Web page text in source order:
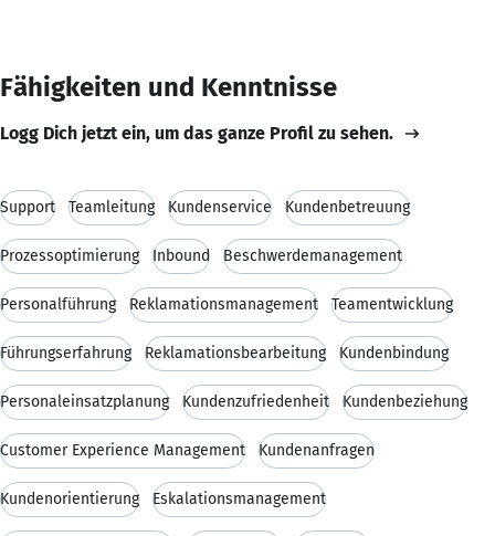
Fähigkeiten und Kenntnisse
Logg Dich jetzt ein, um das ganze Profil zu sehen.
Support Teamleitung Kundenservice Kundenbetreuung
Prozessoptimierung Inbound Beschwerdemanagement
Personalführung Reklamationsmanagement Teamentwicklung
Führungserfahrung Reklamationsbearbeitung Kundenbindung
Personaleinsatzplanung Kundenzufriedenheit Kundenbeziehung
Customer Experience Management Kundenanfragen
Kundenorientierung Eskalationsmanagement